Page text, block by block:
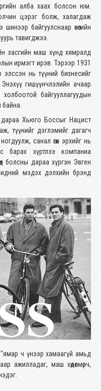
алба хаах болсон юм.
цэрэг болж, халагдаж
байгуулснаар өнөөгийн
тавигджээ.
засгийн маш хүнд хямралд
ирмэгт ирэв. Тэрээр 1931
нь түүний бизнесийг
гишүүнчлэлийн ачаар
байгууллагуудын
Хьюго Боссыг Нацист
түүнийг дэглэмийг дагагч
санал өгөх эрхийг нь
хүртлээ компаниа
болсны дараа хүргэн Эвген
мэдэх дэлхийн брэнд
ч үнээр хамаагүй амьд
ажилладаг, маш хөдөлмөрч,